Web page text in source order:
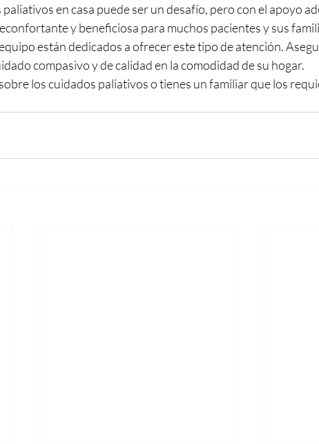
en casa puede ser un desafío, pero con el apoyo
y beneficiosa para muchos pacientes y sus
están dedicados a ofrecer este tipo de atención.
compasivo y de calidad en la comodidad de su hogar.
los cuidados paliativos o tienes un familiar que los